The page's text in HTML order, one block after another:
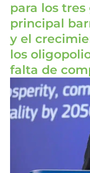
para los
principal
y el
los
falta de